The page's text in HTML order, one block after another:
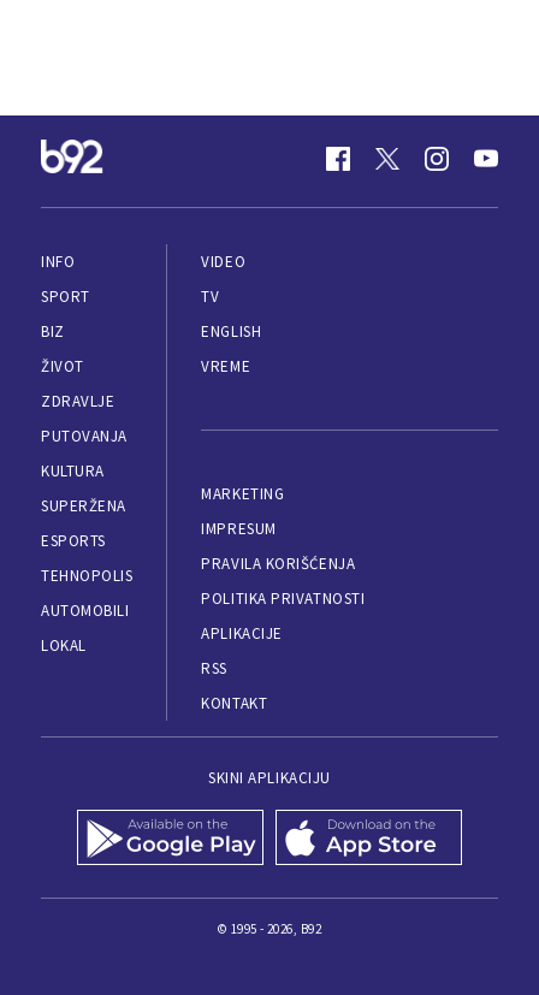
INFO
SPORT
BIZ
ŽIVOT
ZDRAVLJE
PUTOVANJA
KULTURA
SUPERŽENA
ESPORTS
TEHNOPOLIS
AUTOMOBILI
LOKAL
VIDEO
TV
ENGLISH
VREME
MARKETING
IMPRESUM
PRAVILA KORIŠĆENJA
POLITIKA PRIVATNOSTI
APLIKACIJE
RSS
KONTAKT
SKINI APLIKACIJU
© 1995 - 2026, B92